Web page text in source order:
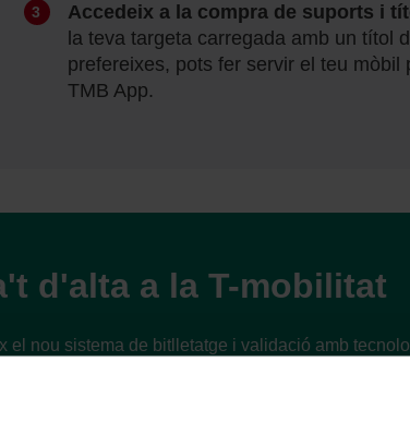
Accedeix a la compra de suports i
la teva targeta carregada amb un títol
prefereixes, pots fer servir el teu
TMB App.
d'alta a la T-mobilitat
el nou sistema de bitlletatge i validació amb
són avantatges amb les noves funcionalitats i
intel·ligent en transport públic. Passa't a la T-